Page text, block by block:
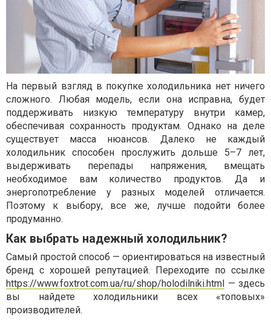
На первый взгляд в покупке холодильника нет ничего
сложного. Любая модель, если она исправна, будет
поддерживать низкую температуру внутри камер,
обеспечивая сохранность продуктам. Однако на деле
существует масса нюансов. Далеко не каждый
холодильник способен прослужить дольше 5–7 лет,
выдерживать перепады напряжения, вмещать
необходимое вам количество продуктов. Да и
энергопотребление у разных моделей отличается.
Поэтому к выбору, все же, лучше подойти более
продуманно.
Как выбрать надежный холодильник?
Самый простой способ — ориентироваться на известный
бренд с хорошей репутацией. Переходите по ссылке
https://www.foxtrot.com.ua/ru/shop/holodilniki.html — здесь
вы найдете холодильники всех «топовых»
производителей.